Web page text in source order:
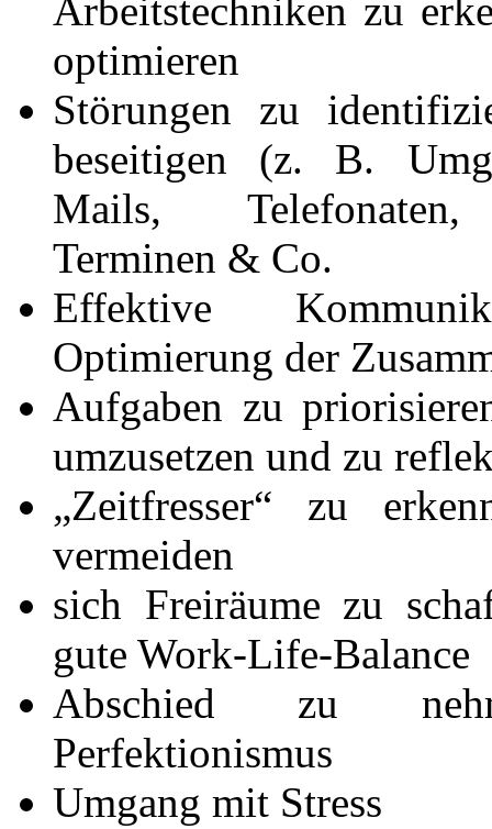
Arbeitstechniken zu
optimieren
Störungen zu
beseitigen (z. B.
Mails,
Terminen & Co.
Effektive
Optimierung der
Aufgaben zu
umzusetzen und zu
„Zeitfresser“ zu
vermeiden
sich Freiräume zu
gute Work-Life-Balance
Abschied zu
Perfektionismus
Umgang mit Stress